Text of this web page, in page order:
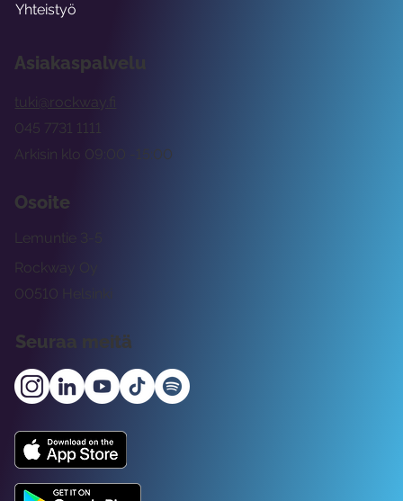
Asiakaspalvelu
tuki@rockway.fi
Arkisin klo 09:00 -15:00
045 7731 1111
Osoite
Rockway Oy
Lemuntie 3-5
00510 Helsinki
Seuraa meitä
Yhteistyö